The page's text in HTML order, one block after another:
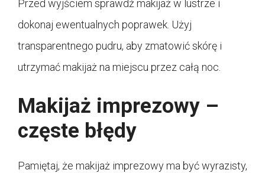
Przed wyjściem sprawdź makijaż w lustrze i
dokonaj ewentualnych poprawek. Użyj
transparentnego pudru, aby zmatowić skórę i
utrzymać makijaż na miejscu przez całą noc.
Makijaż imprezowy –
częste błędy
Pamiętaj, że makijaż imprezowy ma być wyrazisty,